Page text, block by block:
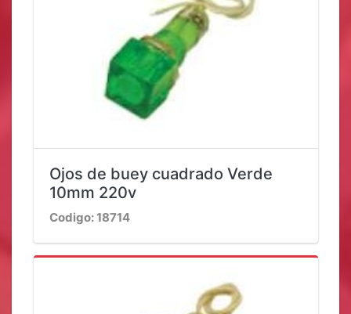
Ojos de buey cuadrado Verde
10mm 220v
Codigo: 18714